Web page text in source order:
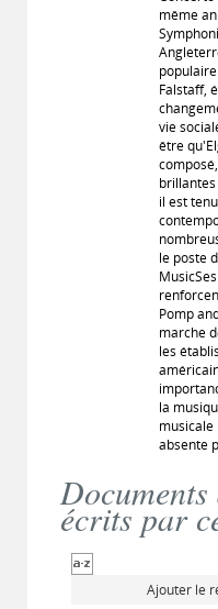
même
Falstaff,
vie
être
il est
le poste
Pomp
marche
les
la
absente
écrits par
Ajouter le